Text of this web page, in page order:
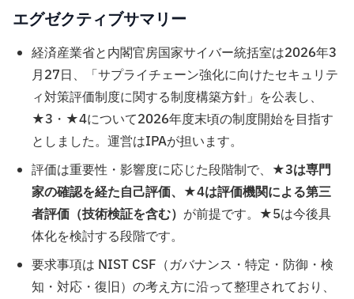
エグゼクティブサマリー
経済産業省と内閣官房国家サイバー統括室は2026年3
月27日、「サプライチェーン強化に向けたセキュリテ
ィ対策評価制度に関する制度構築方針」を公表し、
★3・★4について2026年度末頃の制度開始を目指す
としました。運営はIPAが担います。
評価は重要性・影響度に応じた段階制で、 ★3は専門
家の確認を経た自己評価、★4は評価機関による第三
者評価（技術検証を含む） が前提です。★5は今後具
体化を検討する段階です。
要求事項は NIST CSF（ガバナンス・特定・防御・検
知・対応・復旧）の考え方に沿って整理されており、